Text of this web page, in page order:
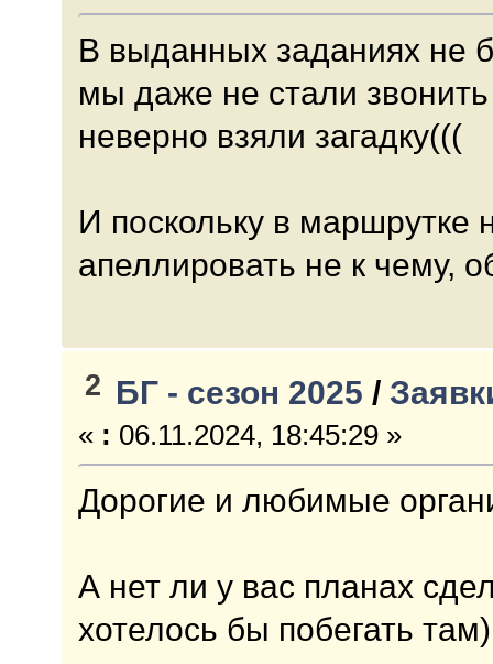
В выданных заданиях не
мы даже не стали
неверно взяли загадку(((
И поскольку в маршрутке
апеллировать не к чему,
2 БГ - сезон 2025 /
« : 06.11.2024, 18:45:29 »
Дорогие и любимые
А нет ли у вас планах
хотелось бы побегать там)